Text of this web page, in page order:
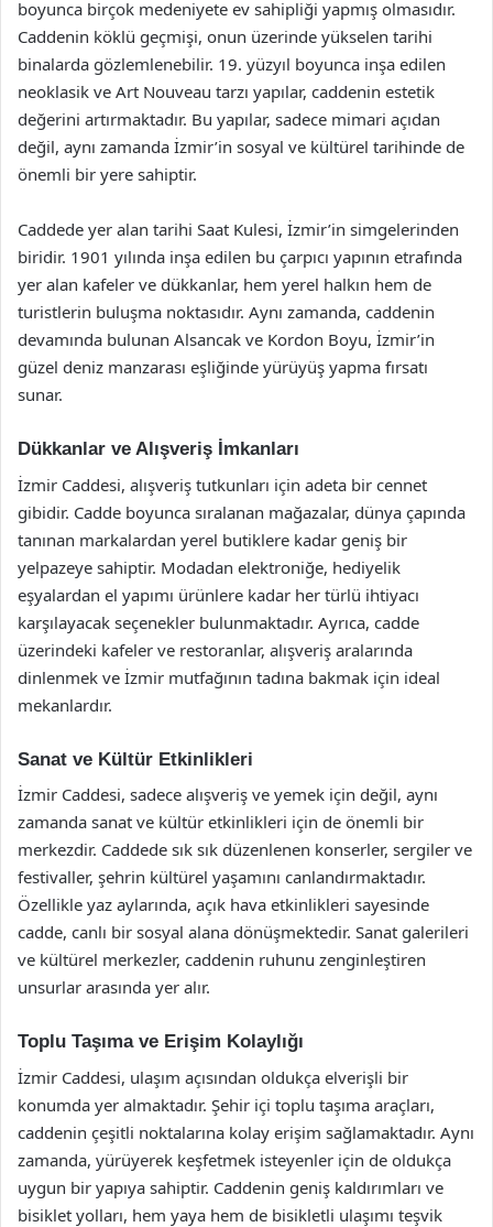
boyunca birçok medeniyete ev sahipliği yapmış olmasıdır.
Caddenin köklü geçmişi, onun üzerinde yükselen tarihi
binalarda gözlemlenebilir. 19. yüzyıl boyunca inşa edilen
neoklasik ve Art Nouveau tarzı yapılar, caddenin estetik
değerini artırmaktadır. Bu yapılar, sadece mimari açıdan
değil, aynı zamanda İzmir’in sosyal ve kültürel tarihinde de
önemli bir yere sahiptir.
Caddede yer alan tarihi Saat Kulesi, İzmir’in simgelerinden
biridir. 1901 yılında inşa edilen bu çarpıcı yapının etrafında
yer alan kafeler ve dükkanlar, hem yerel halkın hem de
turistlerin buluşma noktasıdır. Aynı zamanda, caddenin
devamında bulunan Alsancak ve Kordon Boyu, İzmir’in
güzel deniz manzarası eşliğinde yürüyüş yapma fırsatı
sunar.
Dükkanlar ve Alışveriş İmkanları
İzmir Caddesi, alışveriş tutkunları için adeta bir cennet
gibidir. Cadde boyunca sıralanan mağazalar, dünya çapında
tanınan markalardan yerel butiklere kadar geniş bir
yelpazeye sahiptir. Modadan elektroniğe, hediyelik
eşyalardan el yapımı ürünlere kadar her türlü ihtiyacı
karşılayacak seçenekler bulunmaktadır. Ayrıca, cadde
üzerindeki kafeler ve restoranlar, alışveriş aralarında
dinlenmek ve İzmir mutfağının tadına bakmak için ideal
mekanlardır.
Sanat ve Kültür Etkinlikleri
İzmir Caddesi, sadece alışveriş ve yemek için değil, aynı
zamanda sanat ve kültür etkinlikleri için de önemli bir
merkezdir. Caddede sık sık düzenlenen konserler, sergiler ve
festivaller, şehrin kültürel yaşamını canlandırmaktadır.
Özellikle yaz aylarında, açık hava etkinlikleri sayesinde
cadde, canlı bir sosyal alana dönüşmektedir. Sanat galerileri
ve kültürel merkezler, caddenin ruhunu zenginleştiren
unsurlar arasında yer alır.
Toplu Taşıma ve Erişim Kolaylığı
İzmir Caddesi, ulaşım açısından oldukça elverişli bir
konumda yer almaktadır. Şehir içi toplu taşıma araçları,
caddenin çeşitli noktalarına kolay erişim sağlamaktadır. Aynı
zamanda, yürüyerek keşfetmek isteyenler için de oldukça
uygun bir yapıya sahiptir. Caddenin geniş kaldırımları ve
bisiklet yolları, hem yaya hem de bisikletli ulaşımı teşvik